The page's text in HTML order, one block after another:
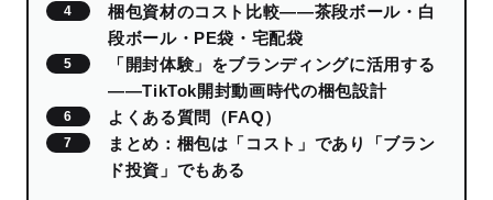
梱包資材のコスト比較——茶段ボール・白
段ボール・PE袋・宅配袋
「開封体験」をブランディングに活用する
——TikTok開封動画時代の梱包設計
よくある質問（FAQ）
まとめ：梱包は「コスト」であり「ブラン
ド投資」でもある